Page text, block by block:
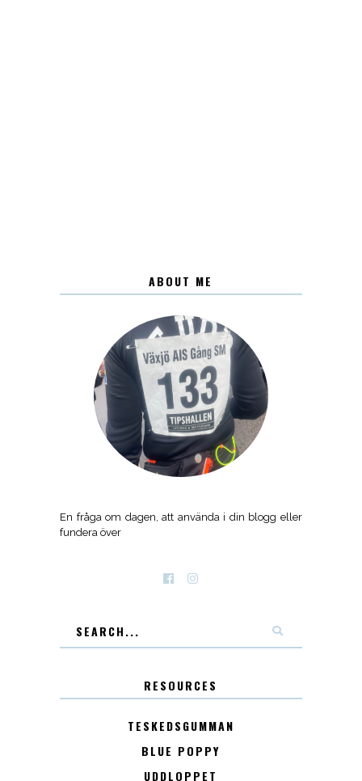
ABOUT ME
En fråga om dagen, att använda i din blogg eller
fundera över
RESOURCES
TESKEDSGUMMAN
BLUE POPPY
UDDLOPPET